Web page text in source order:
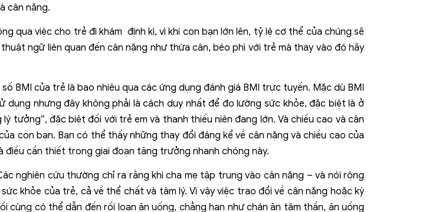
cân nặng.
qua việc cho trẻ đi khám định kì, vì khi con bạn lớn lên, tỷ lệ cơ thể của chúng sẽ
ngữ liên quan đến cân nặng như thừa cân, béo phì với trẻ mà thay vào đó hãy
BMI của trẻ là bao nhiêu qua các ứng dụng đánh giá BMI trực tuyến. Mặc dù BMI
nhưng đây không phải là cách duy nhất để đo lường sức khỏe, đặc biệt là ở
tưởng”, đặc biệt đối với trẻ em và thanh thiếu niên đang lớn. Và chiều cao và cân
con bạn. Bạn có thể thấy những thay đổi đáng kể về cân nặng và chiều cao của
cần thiết trong giai đoạn tăng trưởng nhanh chóng này.
nghiên cứu thường chỉ ra rằng khi cha mẹ tập trung vào cân nặng – và nói rộng
khỏe của trẻ, cả về thể chất và tâm lý. Vì vậy việc trao đổi về cân nặng hoặc kỳ
cùng có thể dẫn đến rối loạn ăn uống, chẳng hạn như chán ăn tâm thần, ăn uống